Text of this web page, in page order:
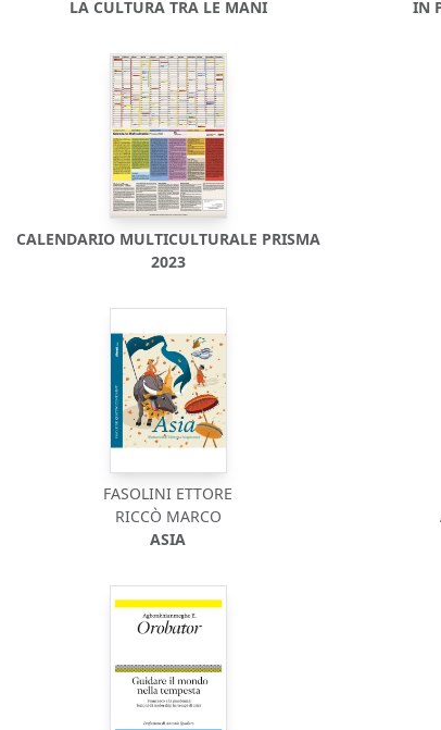
LA CULTURA TRA LE MANI
IN
CALENDARIO MULTICULTURALE PRISMA
2023
FASOLINI ETTORE
RICCÒ MARCO
ASIA